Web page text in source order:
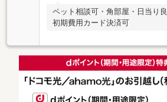
ペット相談可・角部屋・日当り
初期費用カード決済可